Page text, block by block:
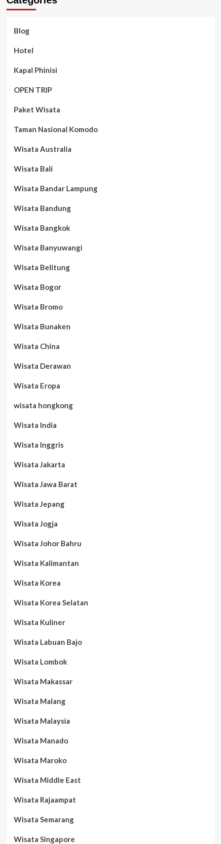
Blog
Hotel
Kapal Phinisi
OPEN TRIP
Paket Wisata
Taman Nasional Komodo
Wisata Australia
Wisata Bali
Wisata Bandar Lampung
Wisata Bandung
Wisata Bangkok
Wisata Banyuwangi
Wisata Belitung
Wisata Bogor
Wisata Bromo
Wisata Bunaken
Wisata China
Wisata Derawan
Wisata Eropa
wisata hongkong
Wisata India
Wisata Inggris
Wisata Jakarta
Wisata Jawa Barat
Wisata Jepang
Wisata Jogja
Wisata Johor Bahru
Wisata Kalimantan
Wisata Korea
Wisata Korea Selatan
Wisata Kuliner
Wisata Labuan Bajo
Wisata Lombok
Wisata Makassar
Wisata Malang
Wisata Malaysia
Wisata Manado
Wisata Maroko
Wisata Middle East
Wisata Rajaampat
Wisata Semarang
Wisata Singapore